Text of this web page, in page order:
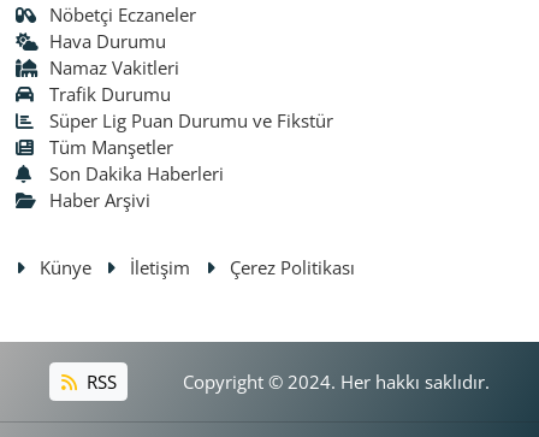
Nöbetçi Eczaneler
Hava Durumu
Namaz Vakitleri
Trafik Durumu
Süper Lig Puan Durumu ve Fikstür
Tüm Manşetler
Son Dakika Haberleri
Haber Arşivi
Künye İletişim Çerez Politikası
RSS Copyright © 2024. Her hakkı saklıdır.